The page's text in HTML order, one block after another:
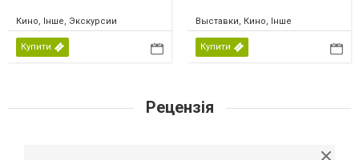
Кино, Інше, Экскурсии
Купити
Выставки, Кино, Інше
Купити
Рецензія